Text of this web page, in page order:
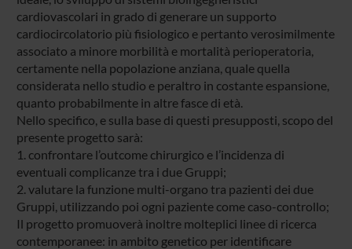
cardiovascolari in grado di generare un supporto
cardiocircolatorio più fisiologico e pertanto verosimilmente
associato a minore morbilità e mortalità perioperatoria,
certamente nella popolazione anziana, quale quella
considerata nello studio e peraltro in costante espansione,
quanto probabilmente in altre fasce di età.
Nello specifico, e sulla base di questi presupposti, scopo del
presente progetto sarà:
1. confrontare l’outcome chirurgico e l’incidenza di
eventuali complicanze tra i due Gruppi;
2. valutare la funzione multi-organo tra pazienti dei due
Gruppi, utilizzando poi ogni paziente come caso-controllo;
Il progetto promuoverà inoltre molteplici linee di ricerca
contemporanee: in ambito genetico per identificare